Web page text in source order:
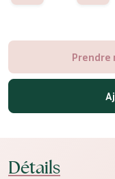
Détails